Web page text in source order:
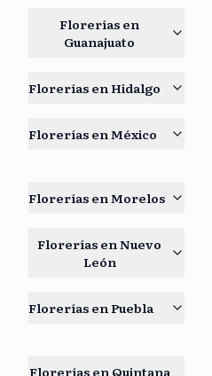
Florerías en
Guanajuato
Florerías enHidalgo
Florerías enMéxico
Florerías enMorelos
Florerías enNuevo
León
Florerías enPuebla
Florerías en Quintana